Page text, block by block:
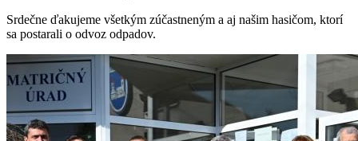
Srdečne ďakujeme všetkým zúčastneným a aj našim hasičom, ktorí
sa postarali o odvoz odpadov.